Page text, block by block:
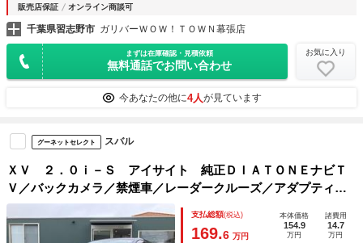
販売店保証 オンライン商談可
千葉県習志野市 ガリバーＷＯＷ！ＴＯＷＮ幕張店
まずは在庫確認・見積依頼
無料通話でお問い合わせ
お気に入り
今あなたの他に4人が見ています
グーネットセレクト スバル
ＸＶ ２．０ｉ－Ｓ アイサイト 純正ＤＩＡＴＯＮＥナビＴ
Ｖ／バックカメラ／禁煙車／レーダークルーズ／アダプティブ
ＬＥＤヘッドライト／ドライブレコーダー前後／ＥＴＣ
支払総額(税込)
169.6 万円
本体価格
154.9
万円
諸費用
14.7
万円